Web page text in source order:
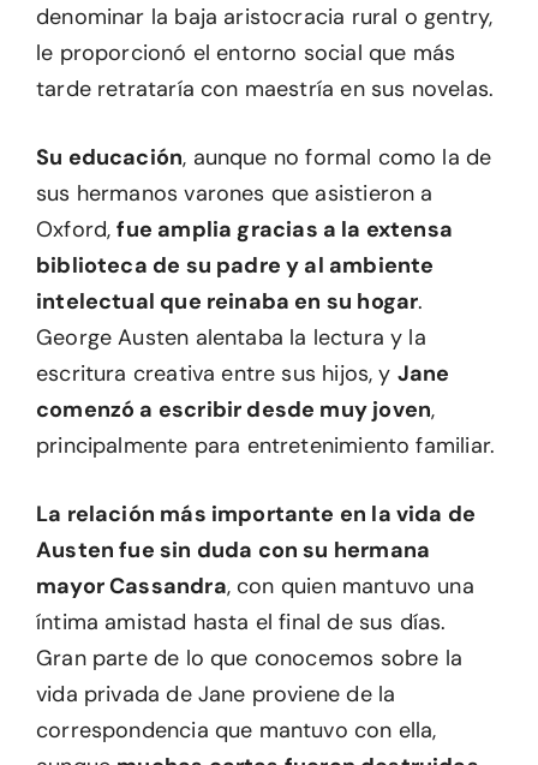
denominar la baja aristocracia rural o gentry,
le proporcionó el entorno social que más
tarde retrataría con maestría en sus novelas.
Su educación, aunque no formal como la de
sus hermanos varones que asistieron a
Oxford,fue amplia gracias a la extensa
biblioteca de su padre y al ambiente
intelectual que reinaba en su hogar.
George Austen alentaba la lectura y la
escritura creativa entre sus hijos, y Jane
comenzó a escribir desde muy joven,
principalmente para entretenimiento familiar.
La relación más importante en la vida de
Austen fue sin duda con su hermana
mayor Cassandra, con quien mantuvo una
íntima amistad hasta el final de sus días.
Gran parte de lo que conocemos sobre la
vida privada de Jane proviene de la
correspondencia que mantuvo con ella,